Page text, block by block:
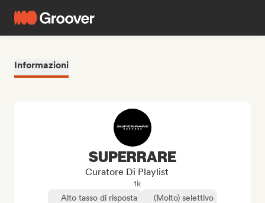
Informazioni
SUPERRARE
Curatore Di Playlist
1k
Alto tasso di risposta
(Molto) selettivo